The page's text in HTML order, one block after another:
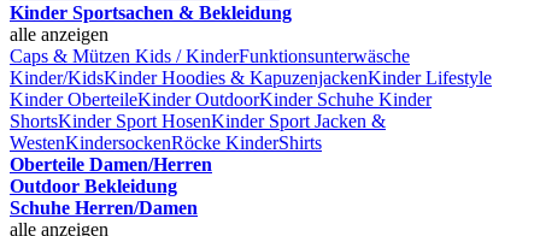
Kinder Sportsachen & Bekleidung
alle anzeigen
Caps & Mützen Kids / KinderFunktionsunterwäsche
Kinder/KidsKinder Hoodies & KapuzenjackenKinder Lifestyle
Kinder OberteileKinder OutdoorKinder Schuhe Kinder
ShortsKinder Sport HosenKinder Sport Jacken &
WestenKindersockenRöcke KinderShirts
Oberteile Damen/Herren
Outdoor Bekleidung
Schuhe Herren/Damen
alle anzeigen